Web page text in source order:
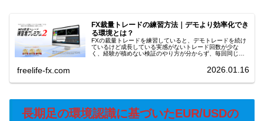
FX裁量トレードの練習方法｜デモより効率化でき
る環境とは？
FXの裁量トレードを練習していると、デモトレードを続け
ているけど成長している実感がないトレード回数が少な
く、経験が積めない検証のやり方が分からず、毎回同じミ
freelife-fx.com 2026.01.16
長期足の環境認識に基づいたEUR/USDの